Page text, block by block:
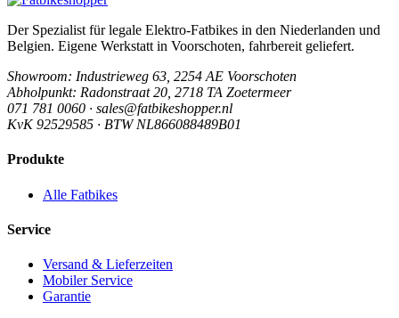
Der Spezialist für legale Elektro-Fatbikes in den Niederlanden und
Belgien. Eigene Werkstatt in Voorschoten, fahrbereit geliefert.
Showroom: Industrieweg 63, 2254 AE Voorschoten
Abholpunkt: Radonstraat 20, 2718 TA Zoetermeer
071 781 0060 · sales@fatbikeshopper.nl
KvK 92529585 · BTW NL866088489B01
Produkte
Alle Fatbikes
Service
Versand & Lieferzeiten
Mobiler Service
Garantie